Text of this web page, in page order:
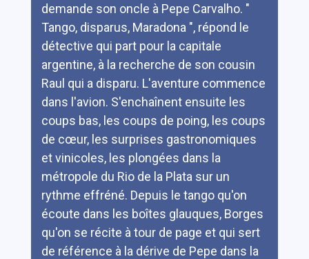
demande son oncle à Pepe Carvalho. "
Tango, disparus, Maradona ", répond le
détective qui part pour la capitale
argentine, à la recherche de son cousin
Raul qui a disparu. L'aventure commence
dans l'avion. S'enchaînent ensuite les
coups bas, les coups de poing, les coups
de cœur, les surprises gastronomiques
et vinicoles, les plongées dans la
métropole du Rio de la Plata sur un
rythme effréné. Depuis le tango qu'on
écoute dans les boîtes glauques, Borges
qu'on se récite à tour de page et qui sert
de référence à la dérive de Pepe dans la